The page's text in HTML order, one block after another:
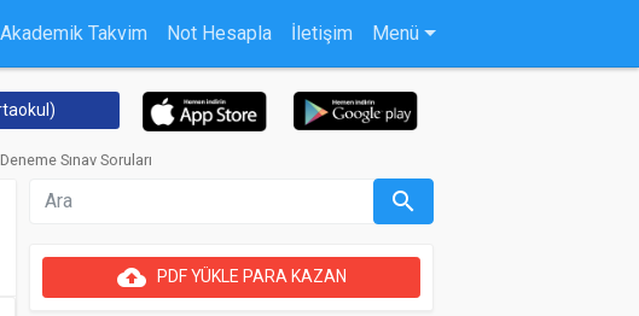
Akademik Takvim Not Hesapla İletişim Menü
Sınav Soruları
search
cloud_uploadPDF YÜKLE PARA KAZAN